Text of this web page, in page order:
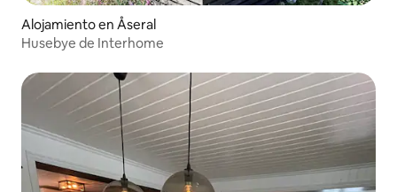
Alojamiento en Åseral
Husebye de Interhome